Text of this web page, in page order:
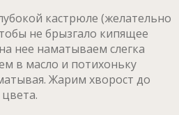
кастрюле (желательно
не брызгало кипящее
нее наматываем слегка
в масло и потихоньку
Жарим хворост до